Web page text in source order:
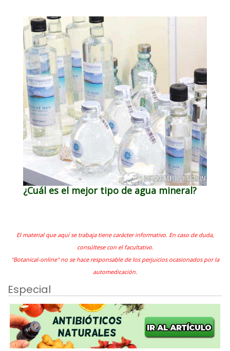
¿Cuál es el mejor tipo de agua mineral?
El material que aquí se trabaja tiene carácter informativo. En caso de duda,
consúltese con el facultativo.
"Botanical-online" no se hace responsable de los perjuicios ocasionados por la
automedicación.
Especial